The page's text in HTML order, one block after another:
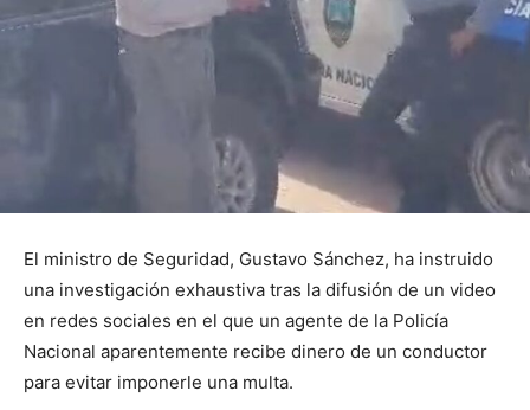
El ministro de Seguridad, Gustavo Sánchez, ha instruido
una investigación exhaustiva tras la difusión de un video
en redes sociales en el que un agente de la Policía
Nacional aparentemente recibe dinero de un conductor
para evitar imponerle una multa.